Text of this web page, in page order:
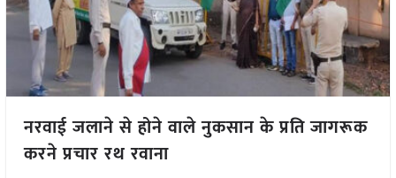
नरवाई जलाने से होने वाले नुकसान के प्रति जागरूक
करने प्रचार रथ रवाना